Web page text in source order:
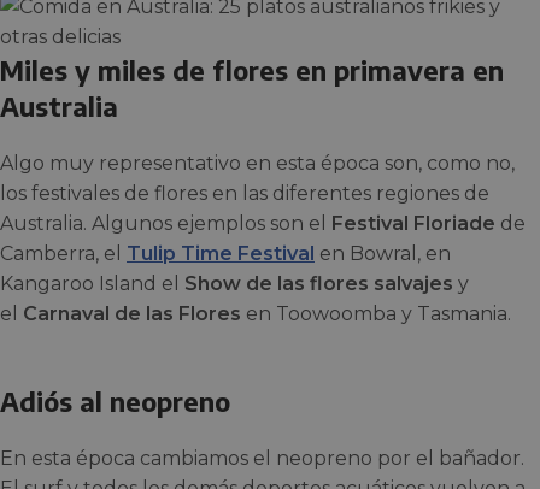
Miles y miles de flores en primavera en
Australia
Algo muy representativo en esta época son, como no,
los festivales de flores en las diferentes regiones de
Australia. Algunos ejemplos son el
Festival Floriade de
Camberra, el Tulip Time Festival en Bowral, en
Kangaroo Island el Show de las flores salvajes y
el Carnaval de las Flores en Toowoomba y Tasmania.
Adiós al neopreno
En esta época cambiamos el neopreno por el bañador.